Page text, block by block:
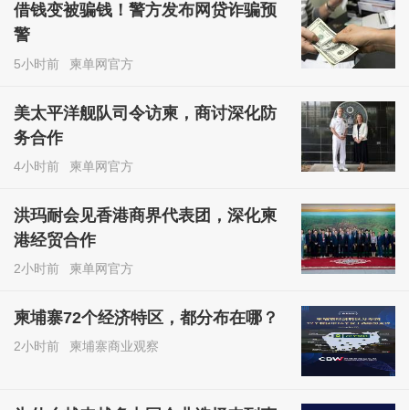
借钱变被骗钱！警方发布网贷诈骗预
警
5小时前 柬单网官方
美太平洋舰队司令访柬，商讨深化防
务合作
4小时前 柬单网官方
洪玛耐会见香港商界代表团，深化柬
港经贸合作
2小时前 柬单网官方
柬埔寨72个经济特区，都分布在哪？
2小时前 柬埔寨商业观察